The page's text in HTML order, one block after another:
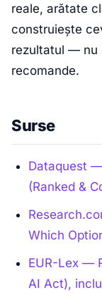
reale, arătate
construiește
rezultatul — nu
recomande.
Surse
Dataquest
(Ranked &
Which
EUR-Lex —
AI Act),